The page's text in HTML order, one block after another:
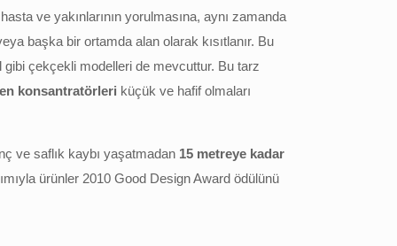
ve yakınlarının yorulmasına, aynı zamanda
başka bir ortamda alan olarak kısıtlanır. Bu
çekçekli modelleri de mevcuttur. Bu tarz
konsantratörleri küçük ve hafif olmaları
ve saflık kaybı yaşatmadan 15 metreye kadar
ürünler 2010 Good Design Award ödülünü